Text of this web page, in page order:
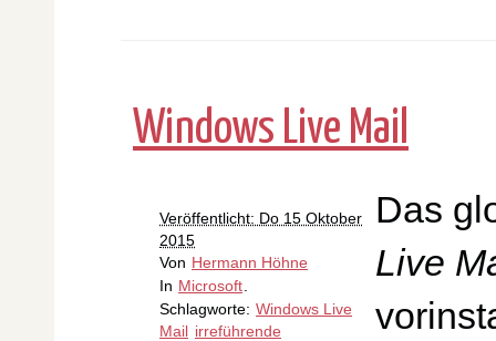
Windows Live Mail
Veröffentlicht: Do 15 Oktober
2015
Von Hermann Höhne
In Microsoft
Schlagworte: Windows Live
Mail irreführende
Das
Live